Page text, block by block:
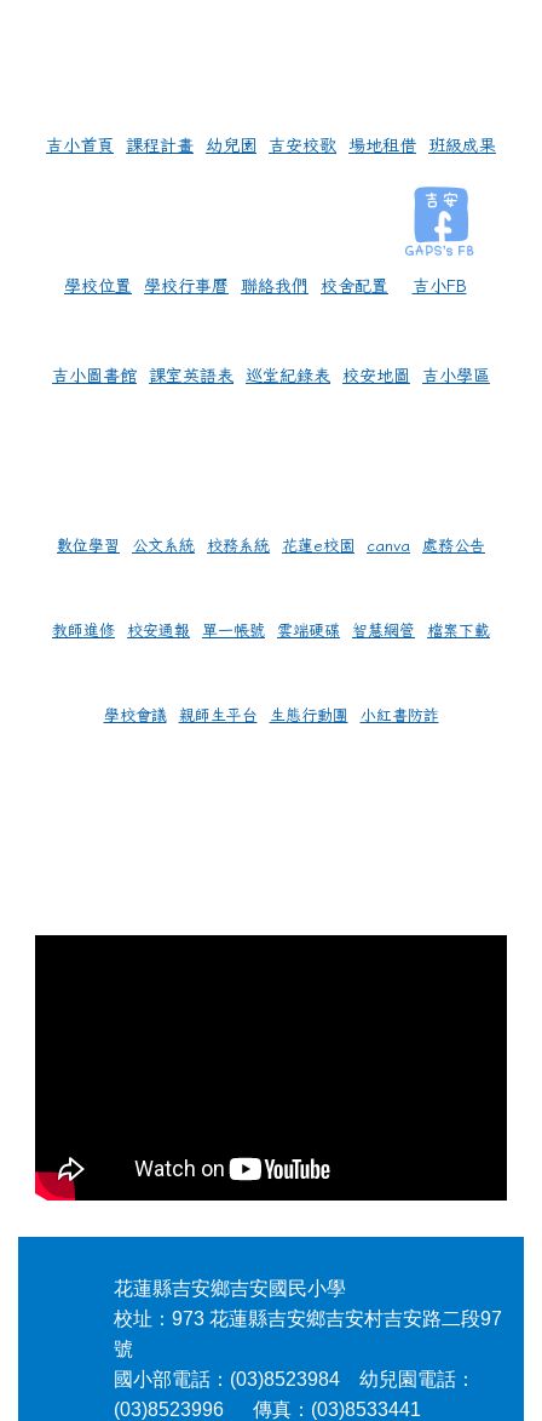
吉小首頁 課程計畫 幼兒園 吉安校歌 場地租借 班級成果
學校位置 學校行事曆 聯絡我們 校舍配置 吉小FB
吉小圖書館 課室英語表 巡堂紀錄表 校安地圖 吉小學區
數位學習 公文系統 校務系統 花蓮e校園 canva 處務公告
教師進修 校安通報 單一帳號 雲端硬碟 智慧網管 檔案下載
學校會議 親師生平台 生態行動團 小紅書防詐
頁尾區域內容
花蓮縣吉安鄉吉安國民小學
校址：973 花蓮縣吉安鄉吉安村吉安路二段97
號
國小部電話：(03)8523984 幼兒園電話：
(03)8523996 傳真：(03)8533441